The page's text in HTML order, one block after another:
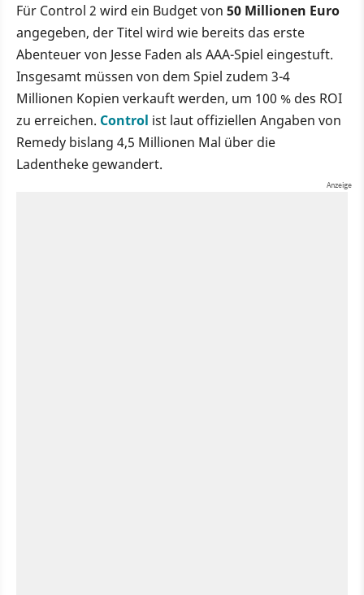
Für Control 2 wird ein Budget von 50 Millionen Euro
angegeben, der Titel wird wie bereits das erste
Abenteuer von Jesse Faden als AAA-Spiel eingestuft.
Insgesamt müssen von dem Spiel zudem 3-4
Millionen Kopien verkauft werden, um 100 % des ROI
zu erreichen. Control ist laut offiziellen Angaben von
Remedy bislang 4,5 Millionen Mal über die
Ladentheke gewandert.